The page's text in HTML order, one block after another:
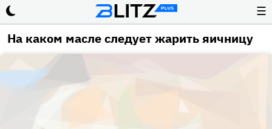
☰
На каком масле следует жарить яичницу